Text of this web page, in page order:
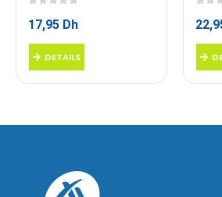
17,95 Dh
DETAILS